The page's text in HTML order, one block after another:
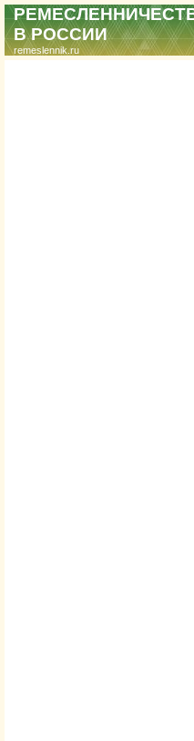
В РОССИИ
remeslennik.ru